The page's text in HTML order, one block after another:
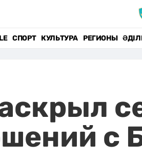
СПОРТ КУЛЬТУРА РЕГИОНЫ
с